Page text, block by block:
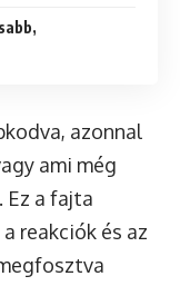
azonnal
ami még
Ez a fajta
reakciók és az